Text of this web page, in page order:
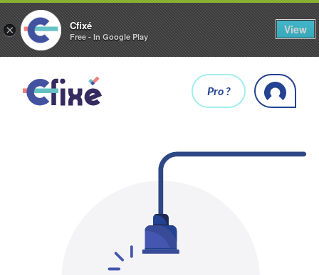
× Cfixé
Free - In Google Play
View
Pro ?